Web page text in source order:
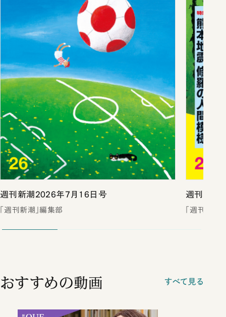
週刊新潮2026年7月16日号
「週刊新潮」編集部
週刊新潮
「週刊新潮
おすすめの動画 すべて見る